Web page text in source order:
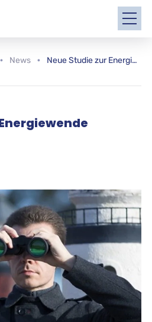
News Neue Studie zur Energiewende